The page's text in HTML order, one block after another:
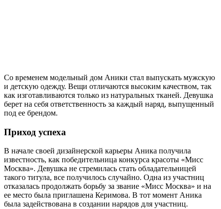
Со временем модельный дом Аники стал выпускать мужскую
и детскую одежду. Вещи отличаются высоким качеством, так
как изготавливаются только из натуральных тканей. Девушка
берет на себя ответственность за каждый наряд, выпущенный
под ее брендом.
Приход успеха
В начале своей дизайнерской карьеры Аника получила
известность, как победительница конкурса красоты «Мисс
Москва». Девушка не стремилась стать обладательницей
такого титула, все получилось случайно. Одна из участниц
отказалась продолжать борьбу за звание «Мисс Москва» и на
ее место была приглашена Керимова. В тот момент Аника
была задействована в создании нарядов для участниц.